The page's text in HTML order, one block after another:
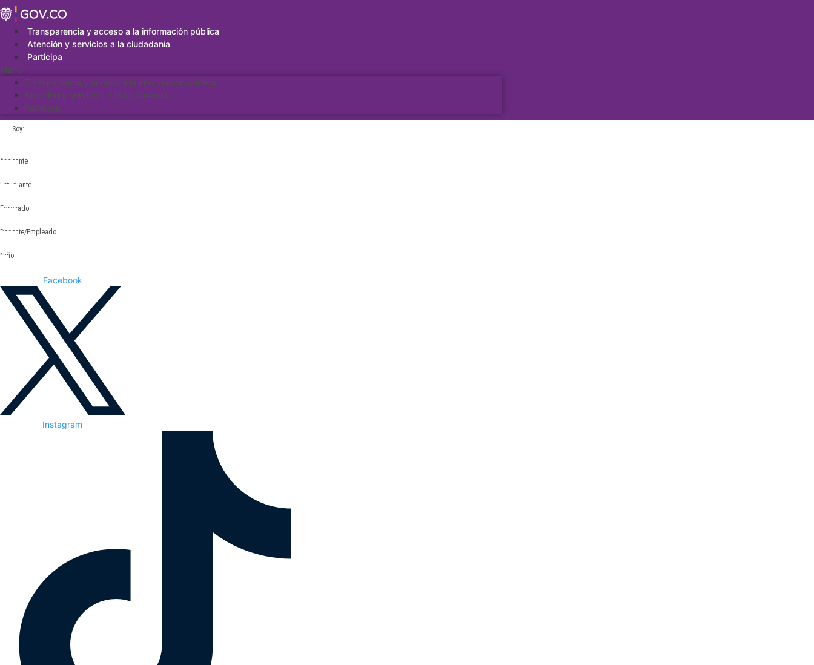
Saltar
al
contenidoTransparencia y acceso a la información pública
Atención y servicios a la ciudadanía
Participa
Menu
Transparencia y acceso a la información pública
Atención y servicios a la ciudadanía
Participa
Soy:
Aspirante
Estudiante
Egresado
Docente/Empleado
Niño
Facebook
Instagram